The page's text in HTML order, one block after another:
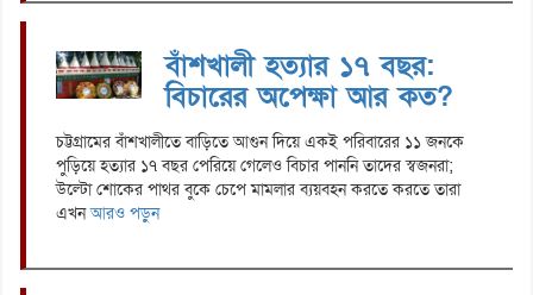
বাঁশখালী হত্যার ১৭ বছর:
বিচারের অপেক্ষা আর কত?
চট্টগ্রামের বাঁশখালীতে বাড়িতে আগুন দিয়ে একই পরিবারের ১১ জনকে
পুড়িয়ে হত্যার ১৭ বছর পেরিয়ে গেলেও বিচার পাননি তাদের স্বজনরা;
উল্টো শোকের পাথর বুকে চেপে মামলার ব্যয়বহন করতে করতে তারা
এখনআরও পড়ুন